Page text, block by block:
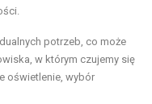
potrzeb, co może
w którym czujemy się
oświetlenie, wybór